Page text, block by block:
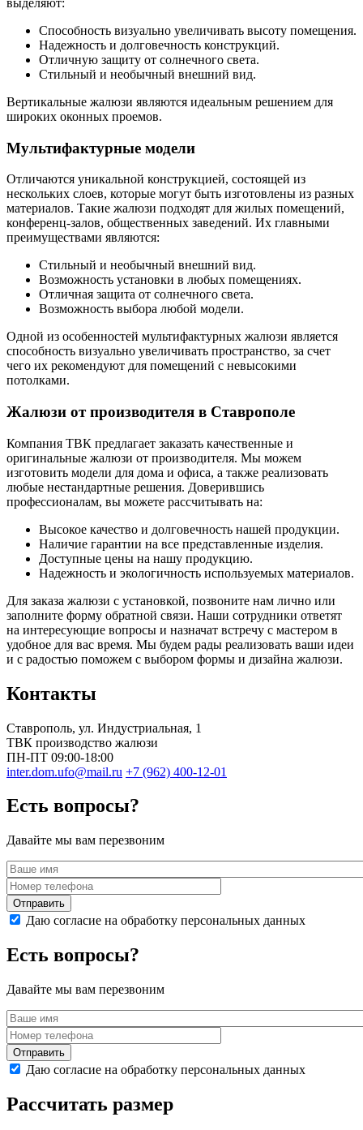
Способность визуально увеличивать высоту помещения.
Надежность и долговечность конструкций.
Отличную защиту от солнечного света.
Стильный и необычный внешний вид.
Вертикальные жалюзи являются идеальным решением для
широких оконных проемов.
Мультифактурные модели
Отличаются уникальной конструкцией, состоящей из
нескольких слоев, которые могут быть изготовлены из разных
материалов. Такие жалюзи подходят для жилых помещений,
конференц-залов, общественных заведений. Их главными
преимуществами являются:
Стильный и необычный внешний вид.
Возможность установки в любых помещениях.
Отличная защита от солнечного света.
Возможность выбора любой модели.
Одной из особенностей мультифактурных жалюзи является
способность визуально увеличивать пространство, за счет
чего их рекомендуют для помещений с невысокими
потолками.
Жалюзи от производителя в Ставрополе
Компания ТВК предлагает заказать качественные и
оригинальные жалюзи от производителя. Мы можем
изготовить модели для дома и офиса, а также реализовать
любые нестандартные решения. Доверившись
профессионалам, вы можете рассчитывать на:
Высокое качество и долговечность нашей продукции.
Наличие гарантии на все представленные изделия.
Доступные цены на нашу продукцию.
Надежность и экологичность используемых материалов.
Для заказа жалюзи с установкой, позвоните нам лично или
заполните форму обратной связи. Наши сотрудники ответят
на интересующие вопросы и назначат встречу с мастером в
удобное для вас время. Мы будем рады реализовать ваши идеи
и с радостью поможем с выбором формы и дизайна жалюзи.
Контакты
Ставрополь, ул. Индустриальная, 1
ТВК производство жалюзи
ПН-ПТ 09:00-18:00
inter.dom.ufo@mail.ru +7 (962) 400-12-01
Есть вопросы?
Давайте мы вам перезвоним
Даю согласие на обработку персональных данных
Есть вопросы?
Давайте мы вам перезвоним
Даю согласие на обработку персональных данных
Рассчитать размер